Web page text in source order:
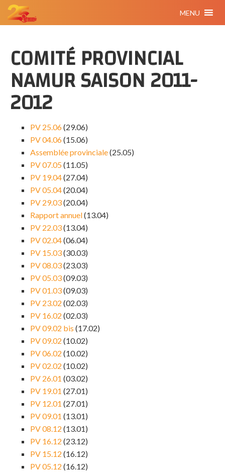
MENU
COMITÉ PROVINCIAL
NAMUR SAISON 2011-
2012
PV 25.06(29.06)
PV 04.06(15.06)
Assemblée provinciale(25.05)
PV 07.05(11.05)
PV 19.04(27.04)
PV 05.04(20.04)
PV 29.03(20.04)
Rapport annuel(13.04)
PV 22.03(13.04)
PV 02.04(06.04)
PV 15.03(30.03)
PV 08.03(23.03)
PV 05.03(09.03)
PV 01.03(09.03)
PV 23.02 (02.03)
PV 16.02 (02.03)
PV 09.02 bis (17.02)
PV 09.02 (10.02)
PV 06.02 (10.02)
PV 02.02 (10.02)
PV 26.01 (03.02)
PV 19.01 (27.01)
PV 12.01 (27.01)
PV 09.01 (13.01)
PV 08.12 (13.01)
PV 16.12 (23.12)
PV 15.12 (16.12)
PV 05.12 (16.12)